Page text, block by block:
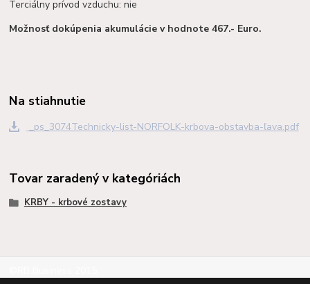
Terciálny prívod vzduchu: nie
Možnosť dokúpenia akumulácie v hodnote 467.- Euro.
Na stiahnutie
_ps_3074Technicky-list-NORFOLK-krbova-obstavba-ľava.pdf
Tovar zaradený v kategóriách
KRBY - krbové zostavy